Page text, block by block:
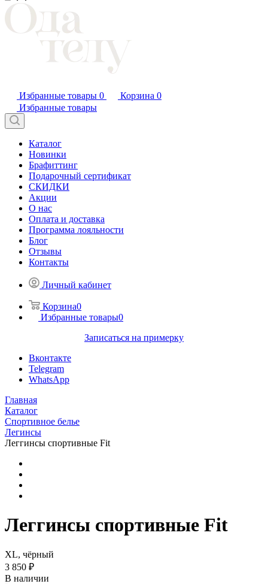
Избранные товары 0 Корзина 0
Избранные товары
Каталог
Новинки
Брафиттинг
Подарочный сертификат
СКИДКИ
Акции
О нас
Оплата и доставка
Программа лояльности
Блог
Отзывы
Контакты
Личный кабинет
Корзина0
Избранные товары0
Записаться на примерку
Вконтакте
Telegram
WhatsApp
Главная
Каталог
Спортивное белье
Легинсы
Леггинсы спортивные Fit
Леггинсы спортивные Fit
XL, чёрный
3 850 ₽
В наличии